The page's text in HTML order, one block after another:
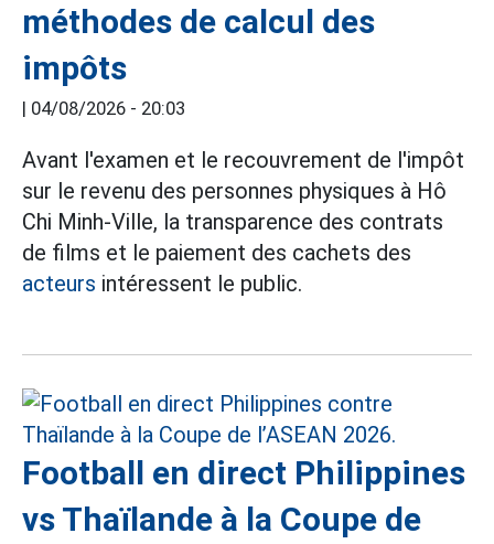
méthodes de calcul des
impôts
| 04/08/2026 - 20:03
Avant l'examen et le recouvrement de l'impôt
sur le revenu des personnes physiques à Hô
Chi Minh-Ville, la transparence des contrats
de films et le paiement des cachets des
acteurs intéressent le public.
Football en direct Philippines
vs Thaïlande à la Coupe de